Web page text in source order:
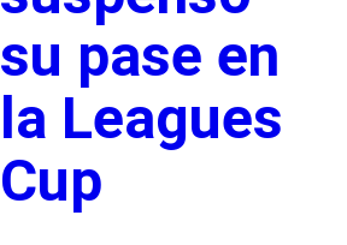
su pase en
la Leagues
Cup